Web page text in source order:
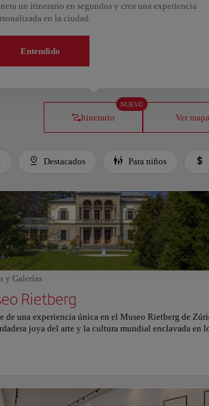
¿Quieres más ideas? Obtén un itinerario
Itinerario
NUEVO
un itinerario en segundos y crea una experiencia
en la ciudad.
Entendido
Ver mapa
Destacados Para niños
y Galerías
Rietberg
de una experiencia única en el Museo Rietberg de
joya del arte y la cultura mundial enclavada en
de Asia, África, las Américas y Oceanía. Ubicado en
combinación de villas históricas y un pabellón de